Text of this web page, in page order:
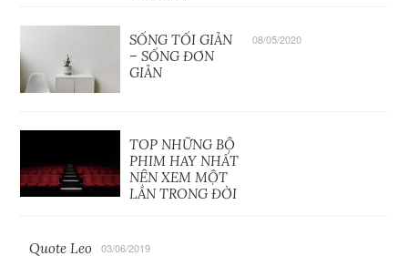
SỐNG TỐI GIẢN
– SỐNG ĐƠN
GIẢN
08/05/2020
TOP NHỮNG BỘ
PHIM HAY NHẤT
NÊN XEM MỘT
LẦN TRONG ĐỜI
Quote Leo 03/06/2019